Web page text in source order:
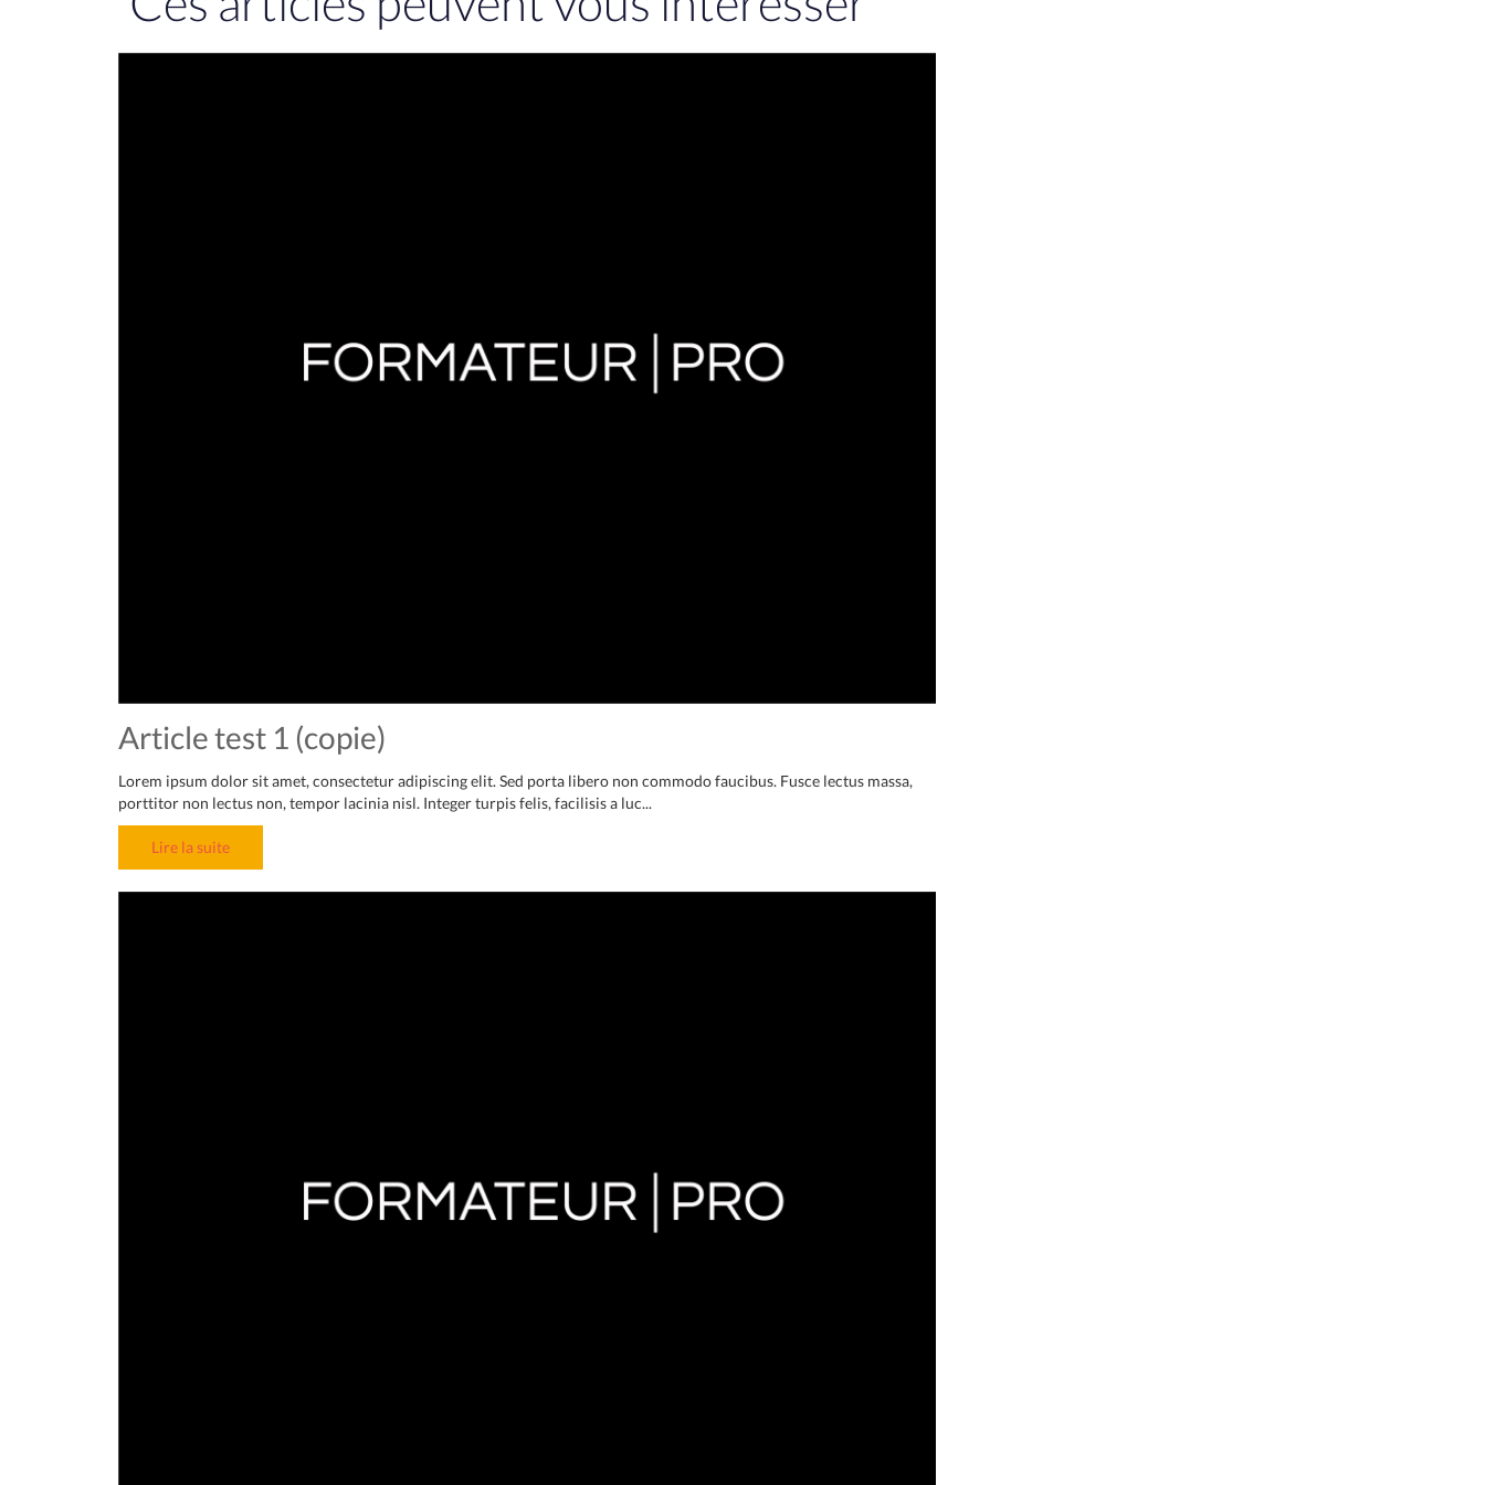
Article test 1 (copie)
Lorem ipsum dolor sit amet, consectetur adipiscing elit. Sed porta libero non commodo faucibus. Fusce lectus massa,
porttitor non lectus non, tempor lacinia nisl. Integer turpis felis, facilisis a luc...
Lire la suite